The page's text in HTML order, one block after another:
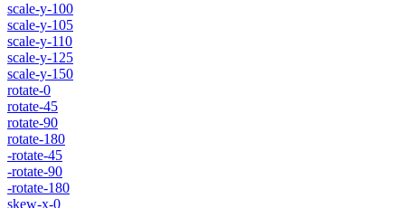
scale-y-100
scale-y-105
scale-y-110
scale-y-125
scale-y-150
rotate-0
rotate-45
rotate-90
rotate-180
-rotate-45
-rotate-90
-rotate-180
skew-x-0